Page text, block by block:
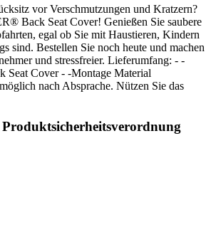
vor Verschmutzungen und Kratzern?
Back Seat Cover! Genießen Sie saubere
egal ob Sie mit Haustieren, Kindern
sind. Bestellen Sie noch heute und machen
und stressfreier. Lieferumfang: - -
Cover - -Montage Material
nach Absprache. Nützen Sie das